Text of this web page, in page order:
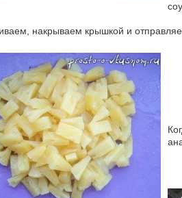
накрываем крышкой и